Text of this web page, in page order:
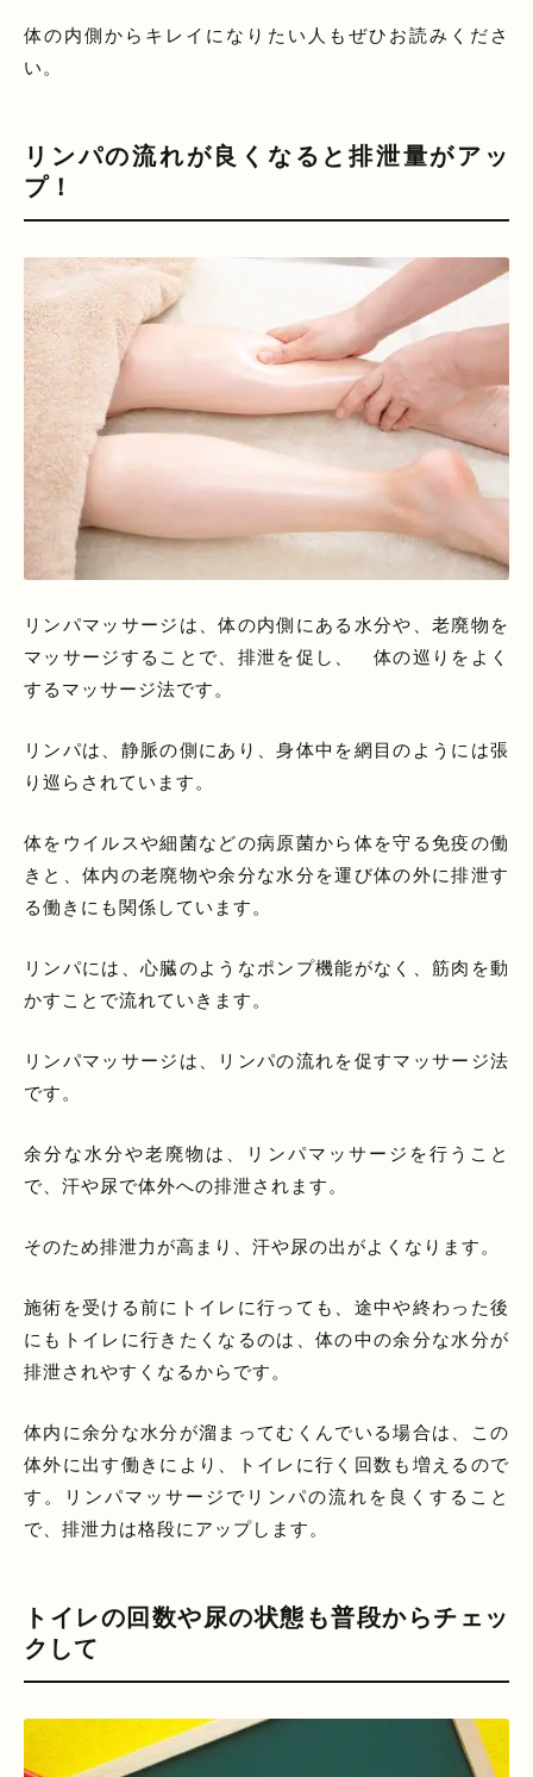
体の内側からキレイになりたい人もぜひお読みくださ
い。
リンパの流れが良くなると排泄量がアッ
プ！
リンパマッサージは、体の内側にある水分や、老廃物を
マッサージすることで、排泄を促し、 体の巡りをよく
するマッサージ法です。
リンパは、静脈の側にあり、身体中を網目のようには張
り巡らされています。
体をウイルスや細菌などの病原菌から体を守る免疫の働
きと、体内の老廃物や余分な水分を運び体の外に排泄す
る働きにも関係しています。
リンパには、心臓のようなポンプ機能がなく、筋肉を動
かすことで流れていきます。
リンパマッサージは、リンパの流れを促すマッサージ法
です。
余分な水分や老廃物は、リンパマッサージを行うこと
で、汗や尿で体外への排泄されます。
そのため排泄力が高まり、汗や尿の出がよくなります。
施術を受ける前にトイレに行っても、途中や終わった後
にもトイレに行きたくなるのは、体の中の余分な水分が
排泄されやすくなるからです。
体内に余分な水分が溜まってむくんでいる場合は、この
体外に出す働きにより、トイレに行く回数も増えるので
す。リンパマッサージでリンパの流れを良くすること
で、排泄力は格段にアップします。
トイレの回数や尿の状態も普段からチェッ
クして